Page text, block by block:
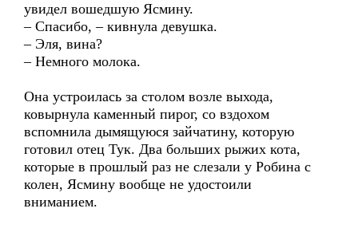
увидел вошедшую Ясмину.
– Спасибо, – кивнула девушка.
– Эля, вина?
– Немного молока.
Она устроилась за столом возле выхода,
ковырнула каменный пирог, со вздохом
вспомнила дымящуюся зайчатину, которую
готовил отец Тук. Два больших рыжих кота,
которые в прошлый раз не слезали у Робина с
колен, Ясмину вообще не удостоили
вниманием.